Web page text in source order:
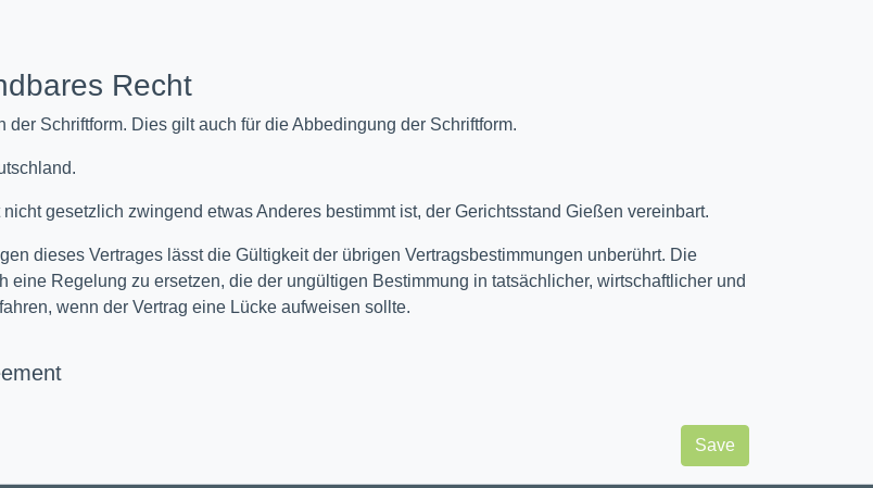
Recht
Schriftform. Dies gilt auch für die Abbedingung der Schriftform.
gesetzlich zwingend etwas Anderes bestimmt ist, der Gerichtsstand Gießen vereinbart.
dieses Vertrages lässt die Gültigkeit der übrigen Vertragsbestimmungen unberührt. Die
Regelung zu ersetzen, die der ungültigen Bestimmung in tatsächlicher, wirtschaftlicher und
wenn der Vertrag eine Lücke aufweisen sollte.
Save